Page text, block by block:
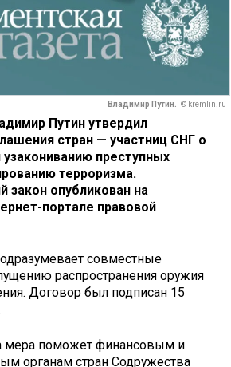
Владимир Путин. © kremlin.ru
Путин утвердил
стран — участниц СНГ о
преступных
терроризма.
закон опубликован на
портале правовой
совместные
распространения оружия
Договор был подписан 15
мера поможет финансовым и
органам стран Содружества